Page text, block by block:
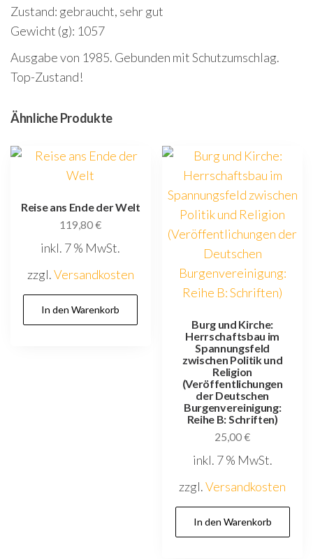
Zustand: gebraucht, sehr gut
Gewicht (g): 1057
Ausgabe von 1985. Gebunden mit Schutzumschlag.
Top-Zustand!
Ähnliche Produkte
Reise ans Ende der Welt
119,80€
inkl. 7 % MwSt.
zzgl.Versandkosten
In den Warenkorb
Burg und Kirche:
Herrschaftsbau im
Spannungsfeld
zwischen Politik und
Religion
(Veröffentlichungen
der Deutschen
Burgenvereinigung:
Reihe B: Schriften)
25,00€
inkl. 7 % MwSt.
zzgl.Versandkosten
In den Warenkorb